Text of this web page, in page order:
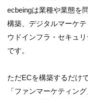
ecbeingは業種や業態を
構築、デジタルマーケ
ウドインフラ・セキュ
です。
ただECを構築するだけ
「ファンマーケティン